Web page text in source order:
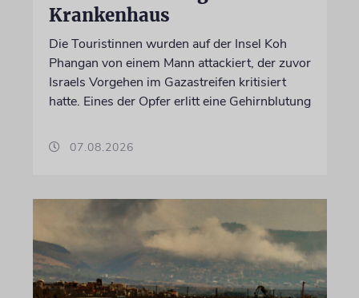
Krankenhaus
Die Touristinnen wurden auf der Insel Koh
Phangan von einem Mann attackiert, der zuvor
Israels Vorgehen im Gazastreifen kritisiert
hatte. Eines der Opfer erlitt eine Gehirnblutung
07.08.2026